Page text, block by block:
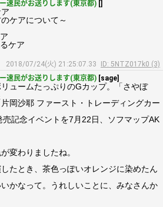
速民がお送りします(東京都) []
ケアについて～
ケア
2018/07/24(火) 21:25:07.33
ID: 5NTZ017k0 (3)
速民がお送りします(東京都) [sage]
ュームたっぷりのGカップ。「さやぼ
岡沙耶 ファースト・トレーディングカー
記念イベントを7月22日、ソフマップAK
変わりましたね。
たとき、茶色っぽいオレンジに染めたん
かなって。うれしいことに、みなさんか